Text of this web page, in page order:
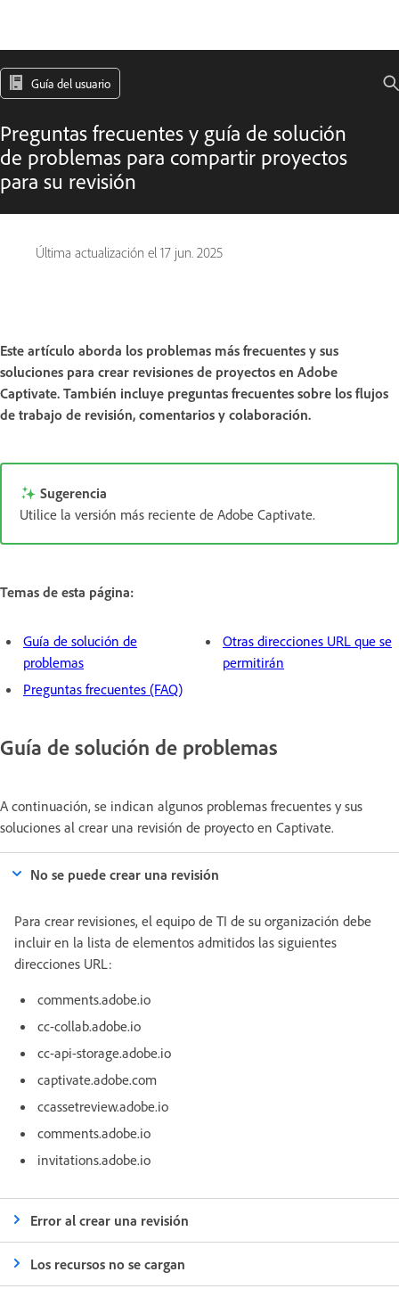
Guía del usuario
Preguntas frecuentes y guía de solución
de problemas para compartir proyectos
para su revisión
Última actualización el 17 jun. 2025
Este artículo aborda los problemas más frecuentes y sus
soluciones para crear revisiones de proyectos en Adobe
Captivate. También incluye preguntas frecuentes sobre los flujos
de trabajo de revisión, comentarios y colaboración.
Sugerencia
Utilice la versión más reciente de Adobe Captivate.
Temas de esta página:
Guía de solución de
problemas
Preguntas frecuentes (FAQ)
Otras direcciones URL que se
permitirán
Guía de solución de problemas
A continuación, se indican algunos problemas frecuentes y sus
soluciones al crear una revisión de proyecto en Captivate.
No se puede crear una revisión
Para crear revisiones, el equipo de TI de su organización debe
incluir en la lista de elementos admitidos las siguientes
direcciones URL:
comments.adobe.io
cc-collab.adobe.io
cc-api-storage.adobe.io
captivate.adobe.com
ccassetreview.adobe.io
comments.adobe.io
invitations.adobe.io
Error al crear una revisión
Los recursos no se cargan